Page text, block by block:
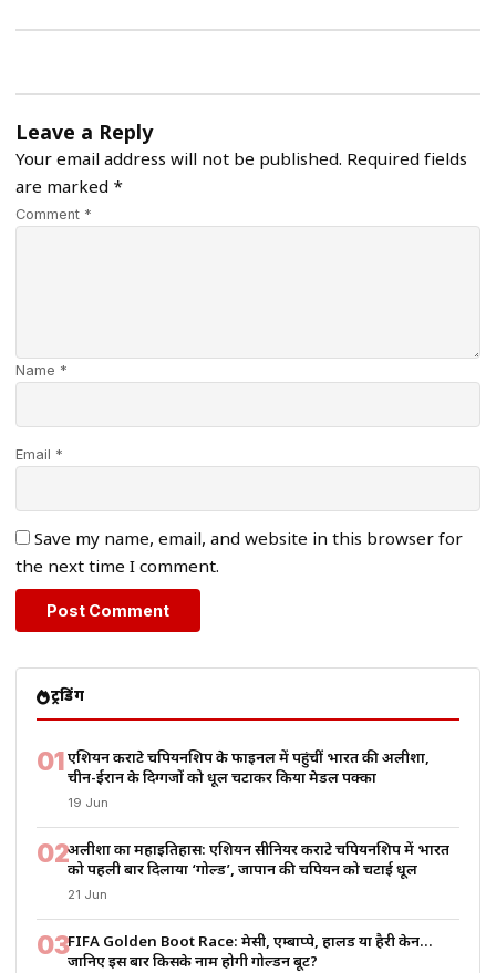
Leave a Reply
Your email address will not be published. Required fields
are marked *
Comment *
Name *
Email *
Save my name, email, and website in this browser for
the next time I comment.
ट्रेंडिंग
01एशियन कराटे चैंपियनशिप के फाइनल में पहुंचीं भारत की अलीशा,
चीन-ईरान के दिग्गजों को धूल चटाकर किया मेडल पक्का
19 Jun
02अलीशा का महाइतिहास: एशियन सीनियर कराटे चैंपियनशिप में भारत
को पहली बार दिलाया ‘गोल्ड’, जापान की चैंपियन को चटाई धूल
21 Jun
03FIFA Golden Boot Race: मेसी, एम्बाप्पे, हालैंड या हैरी केन…
जानिए इस बार किसके नाम होगी गोल्डन बूट?